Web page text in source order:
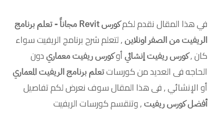
في هذا المقال نقدم لكم
كورس Revit مجاناً - تعلم برنامج
الريفيت من الصفر اونلاين, لتعلم شرح برنامج الريفيت سواء
كان ,كورس ريفيت إنشائيأوكورس ريفيت معماريدون
الحاجه فى العديد من كورساتتعلم برنامج الريفيت المعماري
أو الإنشائي , فى هذا المقال سوف نعرض لكم تفاصيل
أفضل كورس ريفيت, وتنقسم كورسات الريفيت